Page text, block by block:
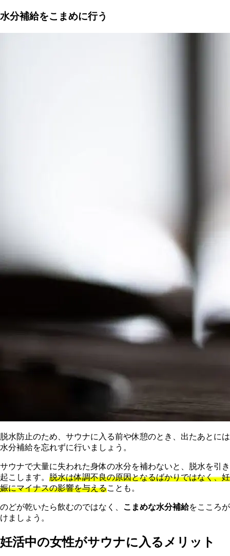
水分補給をこまめに行う
脱水防止のため、サウナに入る前や休憩のとき、出たあとには
水分補給を忘れずに行いましょう。
サウナで大量に失われた身体の水分を補わないと、脱水を引き
起こします。 脱水は体調不良の原因となるばかりではなく、妊
娠にマイナスの影響を与えることも。
のどが乾いたら飲むのではなく、 こまめな水分補給をこころが
けましょう。
妊活中の女性がサウナに入るメリット